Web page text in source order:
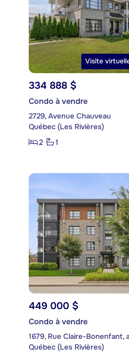
Visite
334 888 $
Condo à vendre
2729, Avenue Chauveau
Québec (Les Rivières)
2
1
449 000 $
Condo à vendre
1679, Rue Claire-Bonenfant,
Québec (Les Rivières)